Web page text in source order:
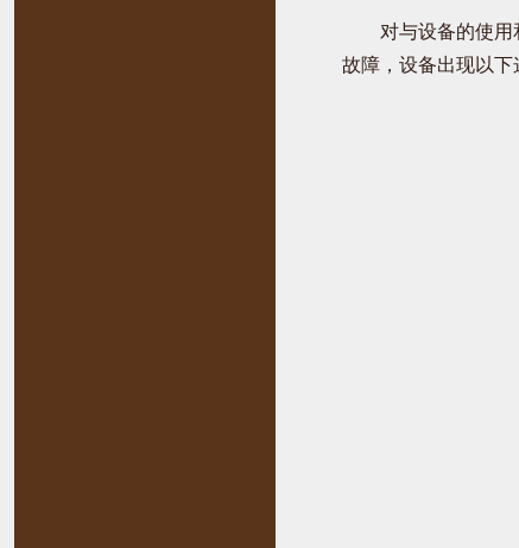
对与设备的使
故障，设备出现以下